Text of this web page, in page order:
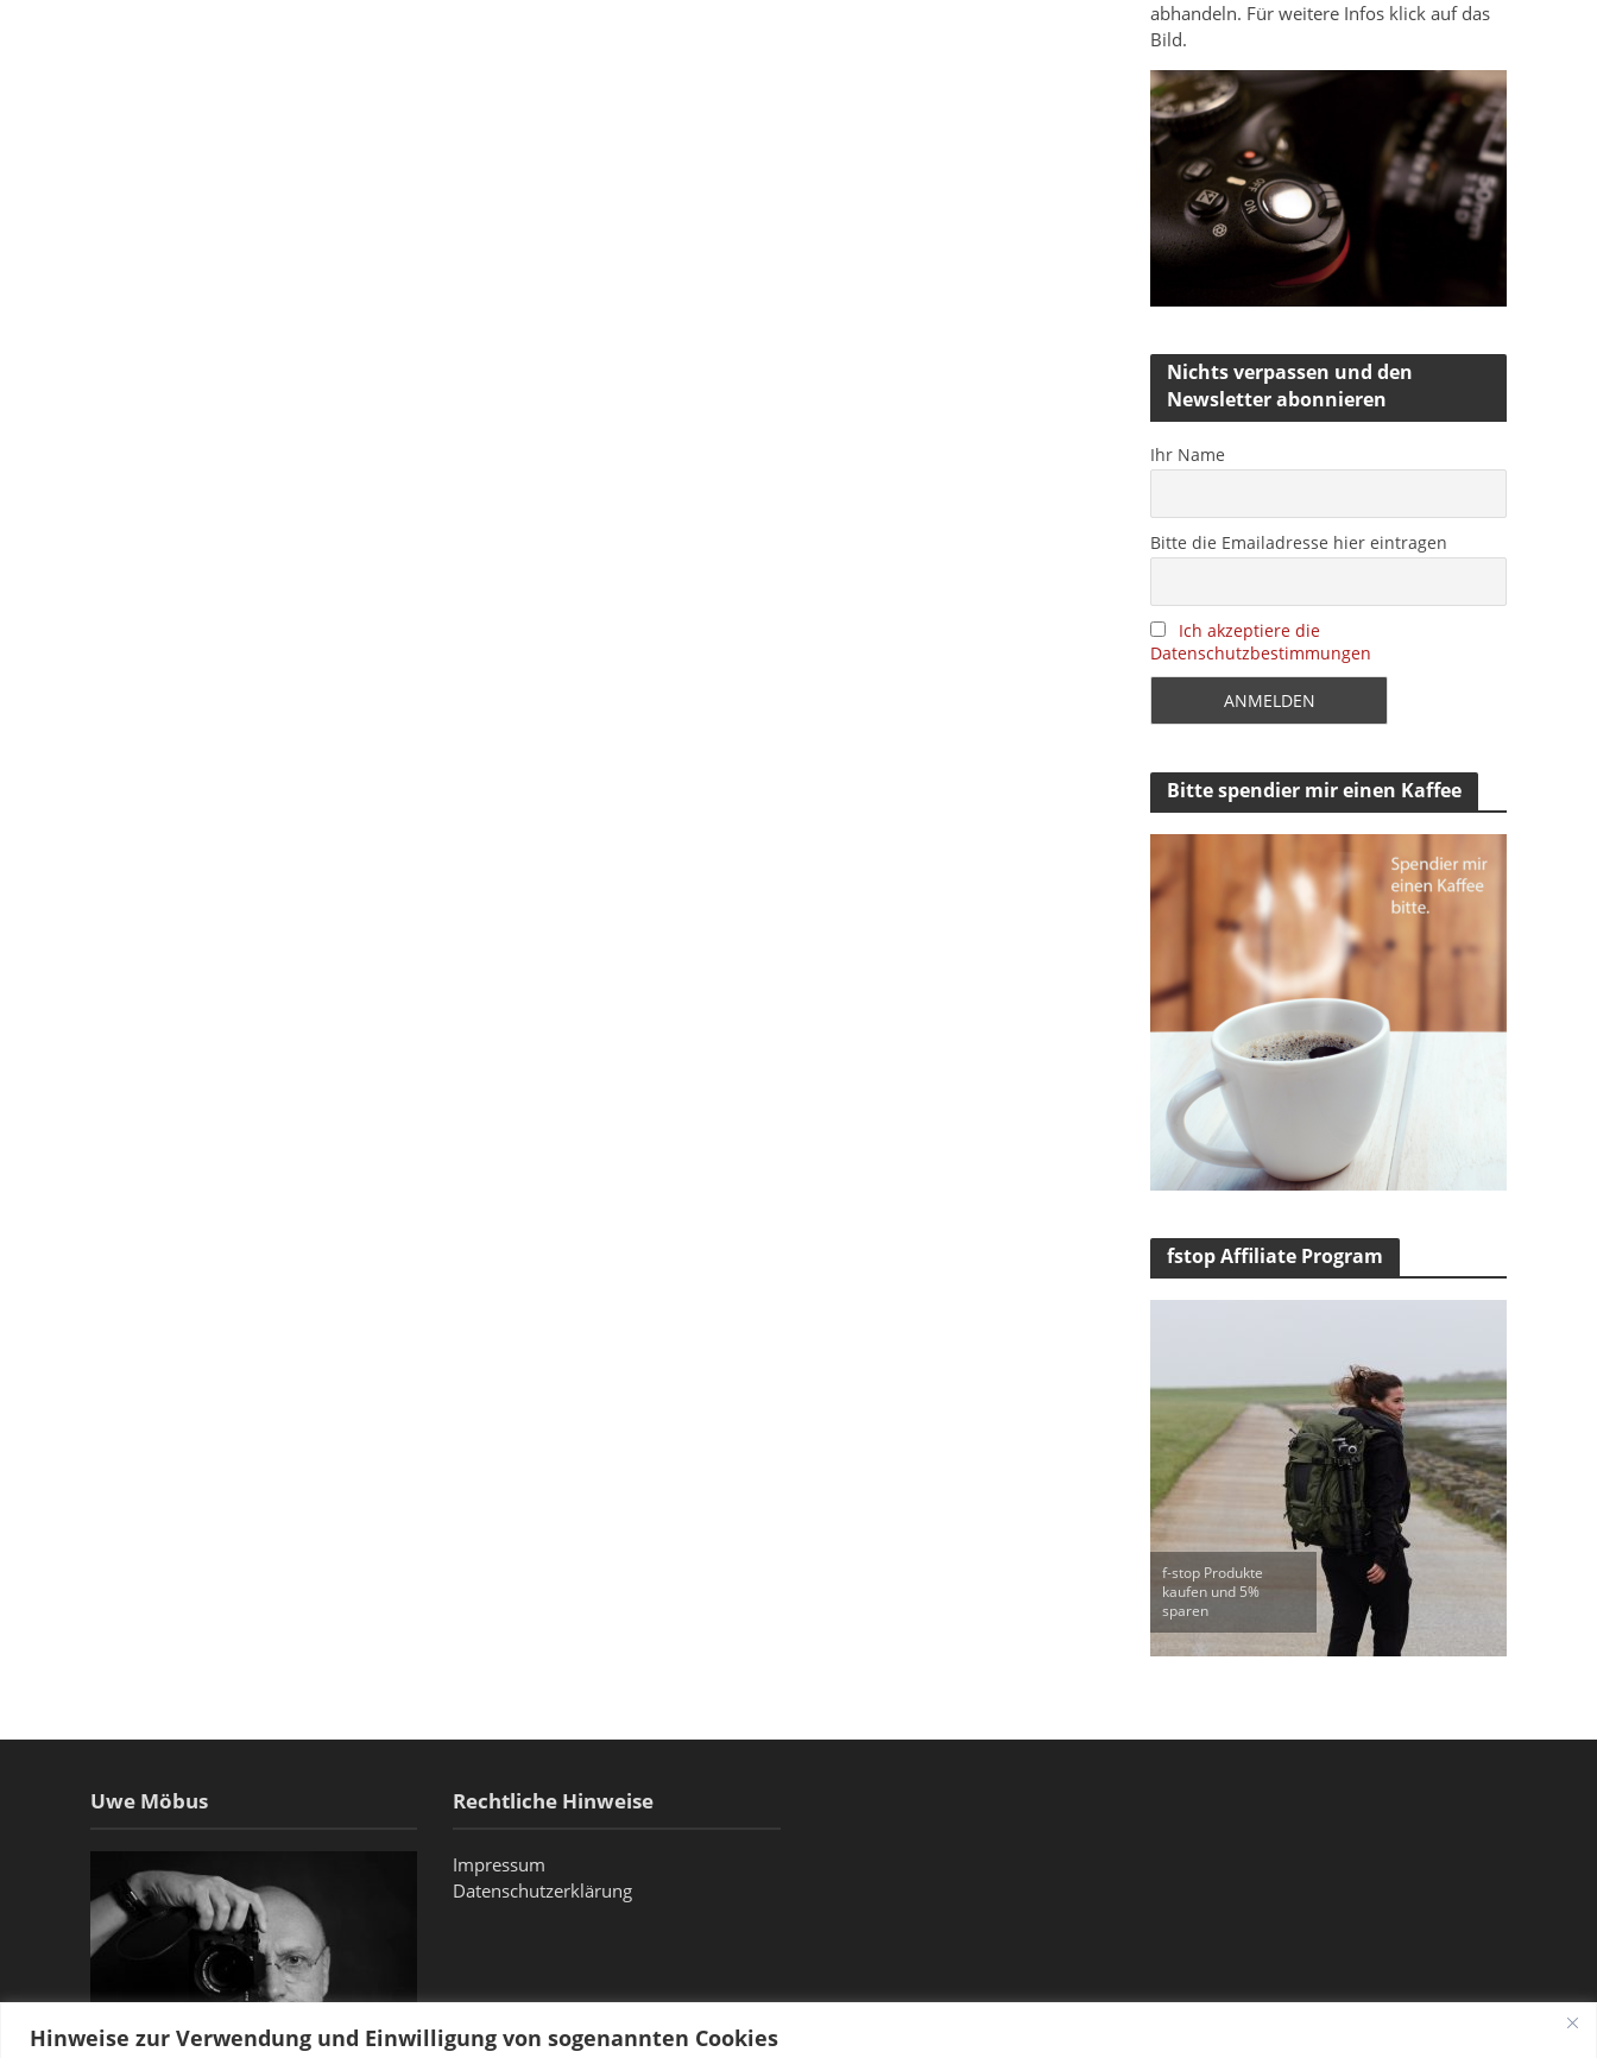
Hinweise zur Verwendung und Einwilligung von sogenannten Cookies
abhandeln. Für weitere Infos klick auf das
Bild.
Nichts verpassen und den
Newsletter abonnieren
Ihr Name
Bitte die Emailadresse hier eintragen
Ich akzeptiere die
Datenschutzbestimmungen
Bitte spendier mir einen Kaffee
fstop Affiliate Program
f-stop Produkte
kaufen und 5%
sparen
Uwe Möbus Rechtliche Hinweise
Impressum
Datenschutzerklärung